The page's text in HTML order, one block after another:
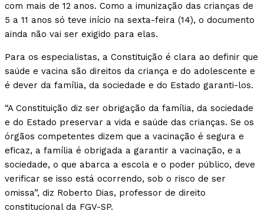
com mais de 12 anos. Como a imunização das crianças de
5 a 11 anos só teve início na sexta-feira (14), o documento
ainda não vai ser exigido para elas.
Para os especialistas, a Constituição é clara ao definir que
saúde e vacina são direitos da criança e do adolescente e
é dever da família, da sociedade e do Estado garanti-los.
“A Constituição diz ser obrigação da família, da sociedade
e do Estado preservar a vida e saúde das crianças. Se os
órgãos competentes dizem que a vacinação é segura e
eficaz, a família é obrigada a garantir a vacinação, e a
sociedade, o que abarca a escola e o poder público, deve
verificar se isso está ocorrendo, sob o risco de ser
omissa”, diz Roberto Dias, professor de direito
constitucional da FGV-SP.